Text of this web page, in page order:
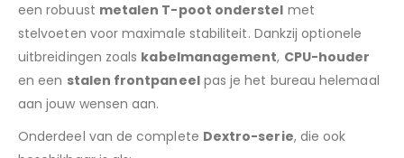
een robuust metalen T-poot onderstel met
stelvoeten voor maximale stabiliteit. Dankzij optionele
uitbreidingen zoals kabelmanagement, CPU-houder
en een stalen frontpaneelpas je het bureau helemaal
aan jouw wensen aan.
Onderdeel van de complete Dextro-serie, die ook